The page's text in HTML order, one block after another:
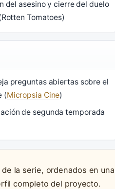
del asesino y cierre del duelo
Tomatoes)
preguntas abiertas sobre el
(Micropsia Cine)
de segunda temporada
la serie, ordenados en una
completo del proyecto.